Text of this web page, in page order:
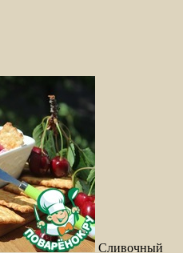
Сливочный